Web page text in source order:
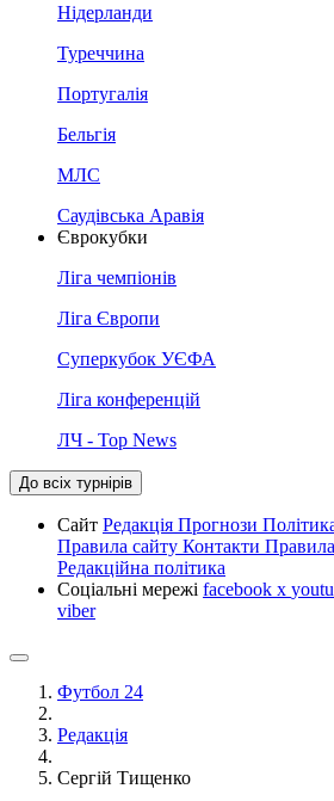
Нідерланди
Туреччина
Португалія
Бельгія
МЛС
Саудівська Аравія
Єврокубки
Ліга чемпіонів
Ліга Європи
Суперкубок УЄФА
Ліга конференцій
ЛЧ - Top News
До всіх турнірів
Сайт Редакція Прогнози
Правила сайту Контакти
Редакційна політика
Соціальні мережі facebook x
viber
Футбол 24
Редакція
Сергій Тищенко